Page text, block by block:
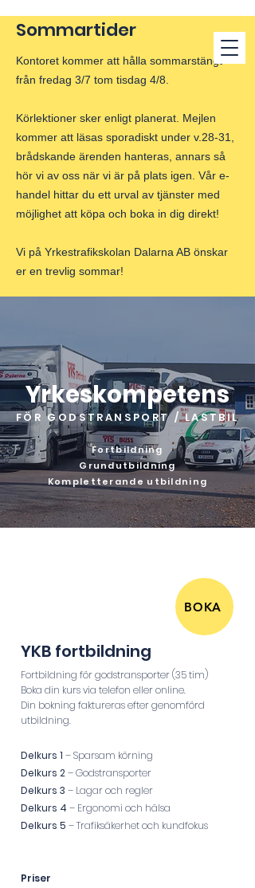
Sommartider
Kontoret kommer att hålla sommarstängt
från fredag 3/7 tom tisdag 4/8.
Körlektioner sker enligt planerat. Mejlen
kommer att läsas sporadiskt under v.28-31,
brådskande ärenden hanteras, annars så
hör vi av oss när vi är på plats igen. Vår e-
handel hittar du ett urval av tjänster med
möjlighet att köpa och boka in dig direkt!
Vi på Yrkestrafikskolan Dalarna AB önskar
er en trevlig sommar!
Yrkeskompetens
FÖR GODSTRANSPORT / LASTBIL
Fortbildning
Grundutbildning
Kompletterande utbildning
YKB fortbildning
Fortbildning för godstransporter(35 tim)
Boka din kurs via telefon eller online.
Din bokning faktureras efter genomförd
utbildning.
Delkurs 1 – Sparsam körning
Delkurs 2– Godstransporter
Delkurs 3 – Lagar och regler
Delkurs 4 – Ergonomi och hälsa
Delkurs 5 – Trafiksäkerhet och kundfokus
Priser
BOKA